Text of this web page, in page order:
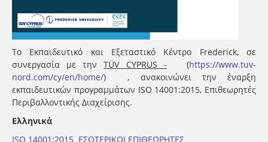
Το Εκπαιδευτικό και Εξεταστικό Κέντρο Frederick, σε
συνεργασία με τηνTÜV CYPRUS - (https://www.tuv-
nord.com/cy/en/home/) , ανακοινώνει την έναρξη
εκπαιδευτικών προγραμμάτων ISO 14001:2015, Επιθεωρητές
Περιβαλλοντικής Διαχείρισης.
Ελληνικά
ISO 14001:2015 ΕΣΩΤΕΡΙΚΟΙ ΕΠΙΘΕΩΡΗΤΕΣ